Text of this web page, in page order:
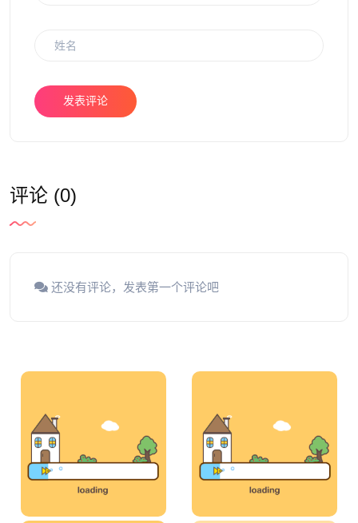
发表评论
评论 (0)
还没有评论，发表第一个评论吧